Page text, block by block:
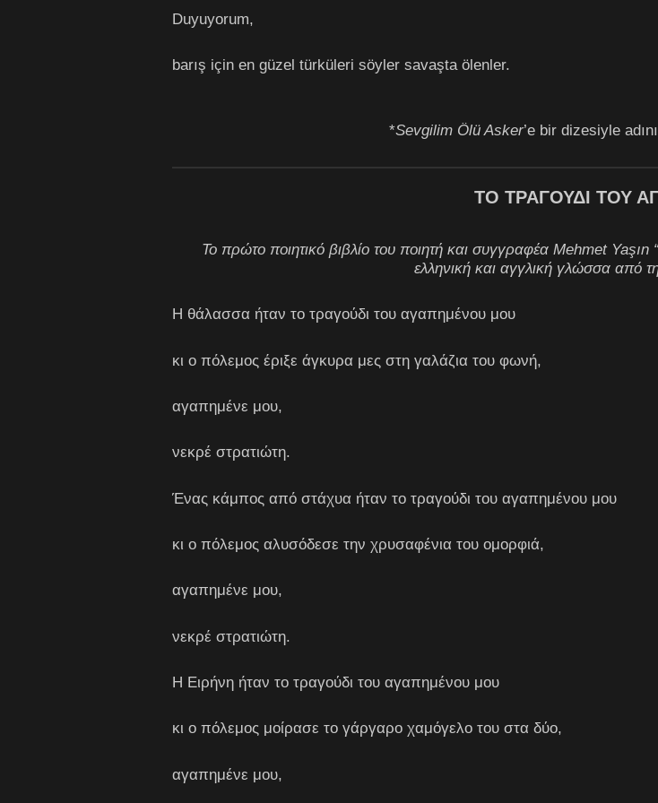
Duyuyorum,
barış için en güzel türküleri söyler savaşta ölenler.
*Sevgilim Ölü Asker’e bir dizesiyle
ΤΟ ΤΡΑΓΟΥΔΙ ΤΟΥ
Το πρώτο ποιητικό βιβλίο του ποιητή και συγγραφέα Mehmet
ελληνική και αγγλική γλώσσα από
H θάλασσα ήταν το τραγούδι του αγαπημένου μου
κι ο πόλεμος έριξε άγκυρα μες στη γαλάζια του φωνή,
αγαπημένε μου,
νεκρέ στρατιώτη.
Ένας κάμπος από στάχυα ήταν το τραγούδι του αγαπημένου μου
κι ο πόλεμος αλυσόδεσε την χρυσαφένια του ομορφιά,
αγαπημένε μου,
νεκρέ στρατιώτη.
Η Ειρήνη ήταν το τραγούδι του αγαπημένου μου
κι ο πόλεμος μοίρασε το γάργαρο χαμόγελο του στα δύο,
αγαπημένε μου,